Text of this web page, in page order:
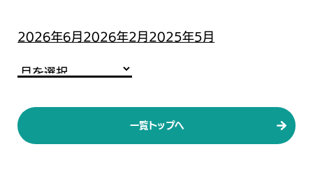
2026年6月 2026年2月 2025年5月
一覧トップへ